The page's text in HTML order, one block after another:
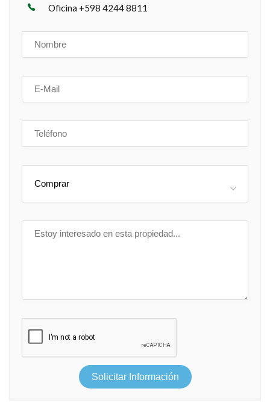
Oficina +598 4244 8811
Comprar
Solicitar Información